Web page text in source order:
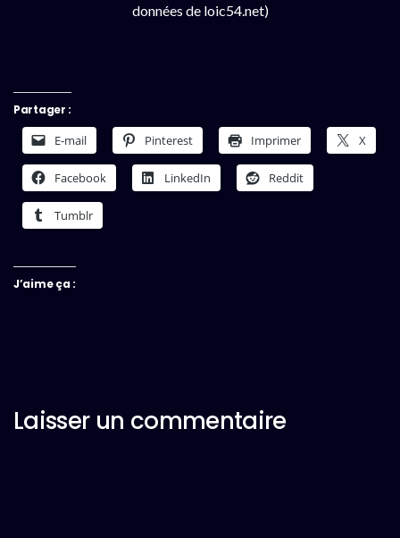
données de loic54.net)
Partager :
E-mail Pinterest Imprimer X
Facebook LinkedIn Reddit
Tumblr
J’aime ça :
Laisser un commentaire